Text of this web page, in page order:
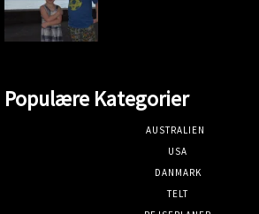
Populære Kategorier
AUSTRALIEN
USA
DANMARK
TELT